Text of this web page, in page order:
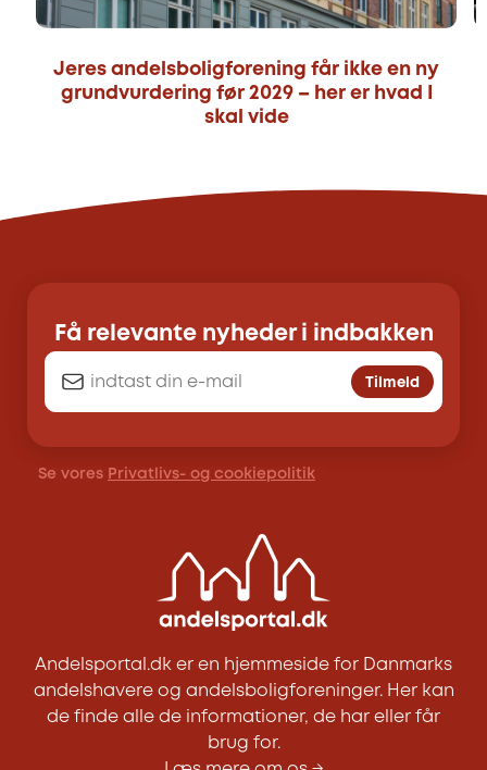
Jeres andelsboligforening får ikke en ny
grundvurdering før 2029 – her er hvad I
skal vide
Få relevante nyheder i indbakken
Tilmeld
Se vores Privatlivs- og cookiepolitik
Andelsportal.dk er en hjemmeside for Danmarks
andelshavere og andelsboligforeninger. Her kan
de finde alle de informationer, de har eller får
brug for.